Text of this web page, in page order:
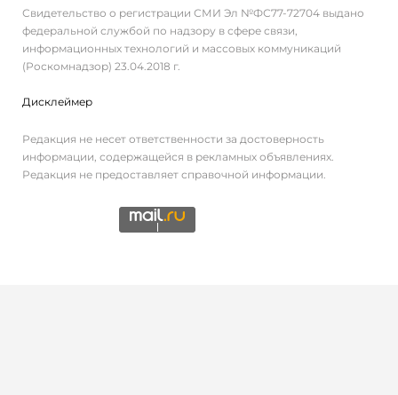
Свидетельство о регистрации СМИ Эл №ФС77-72704 выдано
федеральной службой по надзору в сфере связи,
информационных технологий и массовых коммуникаций
(Роскомнадзор) 23.04.2018 г.
Дисклеймер
Редакция не несет ответственности за достоверность
информации, содержащейся в рекламных объявлениях.
Редакция не предоставляет справочной информации.